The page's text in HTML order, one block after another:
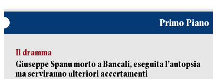
Primo Piano
Il dramma
Giuseppe Spanu morto a Bancali, eseguita l’autopsia
ma serviranno ulteriori accertamenti